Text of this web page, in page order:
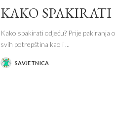
KAKO SPAKIRATI
Kako spakirati odjeću? Prije pakiranja
svih potrepština kao i ...
POSTED
BY
SAVJETNICA